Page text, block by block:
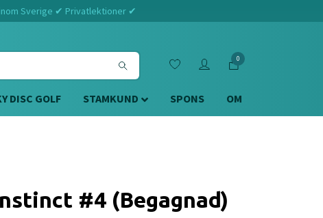
Sverige ✔ Privatlektioner ✔
0
DISC GOLF STAMKUND SPONS OM
#4 (Begagnad)